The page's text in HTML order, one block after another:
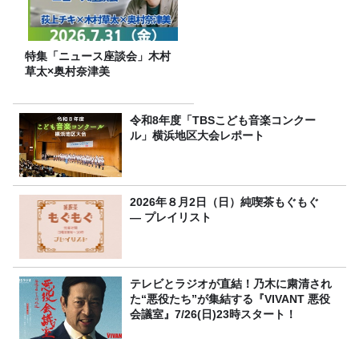
特集「ニュース座談会」木村
草太×奥村奈津美
令和8年度「TBSこども音楽コンクー
ル」横浜地区大会レポート
2026年８月2日（日）純喫茶もぐもぐ
― プレイリスト
テレビとラジオが直結！乃木に粛清され
た“悪役たち”が集結する『VIVANT 悪役
会議室』7/26(日)23時スタート！